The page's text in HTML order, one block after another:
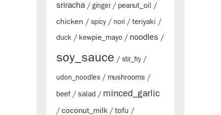
sriracha / ginger/ peanut_oil /
chicken / spicy / nori / teriyaki /
duck / kewpie_mayo / noodles /
soy_sauce / stir_fry /
udon_noodles / mushrooms /
beef / salad / minced_garlic
/ coconut_milk / tofu /